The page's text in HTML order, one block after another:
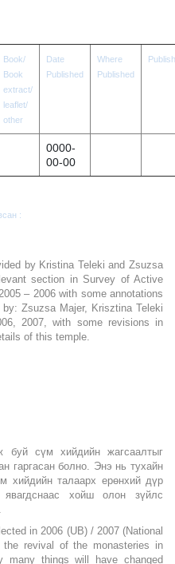
Book/
Book
extract/
leaflet/
other
Date
Published
Where
Published
0000-
00-00
:
by Kristina Teleki and Zsuzsa
section in Survey of Active
– 2006 with some annotations
Zsuzsa Majer, Krisztina Teleki
2007, with some revisions in
of this temple.
буй сүм хийдийн жагсаалтыг
гаргасан болно. Энэ нь тухайн
хийдийн талаарх ерөнхий дүр
явагдснаас хойш олон зүйлс
in 2006 (UB) / 2007 (National
revival of the monasteries in
many things will have changed